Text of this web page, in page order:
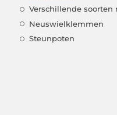
Verschillende soorten
Neuswielklemmen
Steunpoten